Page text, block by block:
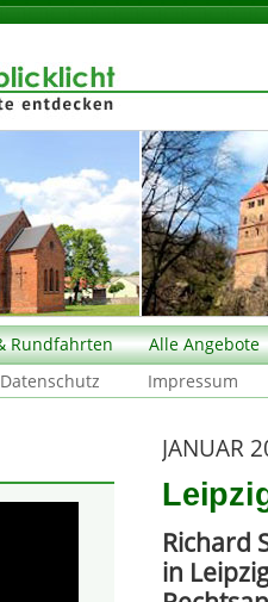
Rundfahrten
Alle Angebote
Datenschutz Impressum
JANUAR
Richard
in